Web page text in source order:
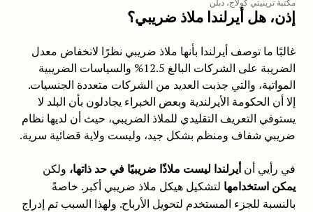
مكتبة ترينيتي كولاج، دبلن
إذن، هل أيرلندا ملاذ ضريبي؟
غالبًا ما توصف أيرلندا بأنها ملاذ ضريبي نظرًا لانخفاض معدل
الضريبة على الشركات البالغ 12.5% والسياسات الضريبية
المواتية، والتي جذبت العديد من الشركات متعددة الجنسيات.
إلا أن الحكومة الأيرلندية وبعض الخبراء يجادلون بأن البلد لا
يستوفي التعريف التقليدي للملاذ الضريبي، حيث أن لديها نظام
ضريبي شفاف ومنظم بشكل جيد، وليست ولاية قضائية سرية.
في رأيي أن أيرلندا ليست ملاذًا ضريبيًا في حد ذاتها، ولكن
يمكن استخدامها لتشكيل هيكل ملاذ ضريبي أكبر. خاصةً
بالنسبة للجزء المستخدم لتحويل الأرباح. ولهذا السبب تم إدراج